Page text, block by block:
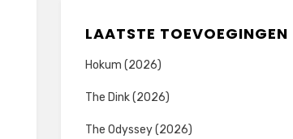
LAATSTE TOEVOEGINGEN
Hokum (2026)
The Dink (2026)
The Odyssey (2026)